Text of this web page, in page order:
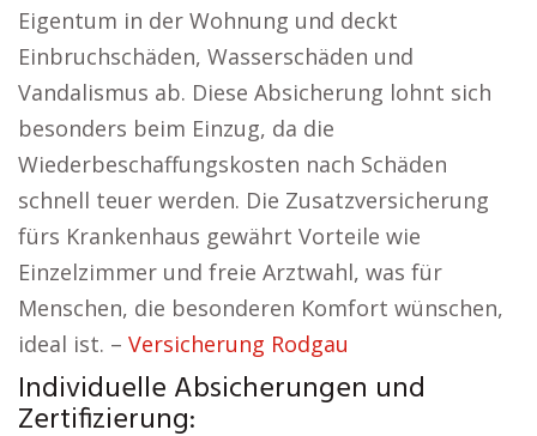
Eigentum in der Wohnung und deckt
Einbruchschäden, Wasserschäden und
Vandalismus ab. Diese Absicherung lohnt sich
besonders beim Einzug, da die
Wiederbeschaffungskosten nach Schäden
schnell teuer werden. Die Zusatzversicherung
fürs Krankenhaus gewährt Vorteile wie
Einzelzimmer und freie Arztwahl, was für
Menschen, die besonderen Komfort wünschen,
ideal ist. – Versicherung Rodgau
Individuelle Absicherungen und
Zertifizierung: